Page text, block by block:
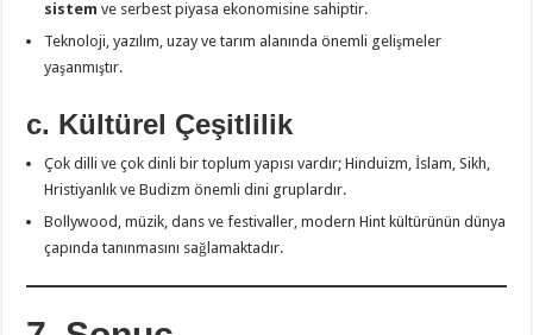
sistem ve serbest piyasa ekonomisine sahiptir.
Teknoloji, yazılım, uzay ve tarım alanında önemli gelişmeler
yaşanmıştır.
c. Kültürel Çeşitlilik
Çok dilli ve çok dinli bir toplum yapısı vardır; Hinduizm, İslam, Sikh,
Hristiyanlık ve Budizm önemli dini gruplardır.
Bollywood, müzik, dans ve festivaller, modern Hint kültürünün dünya
çapında tanınmasını sağlamaktadır.